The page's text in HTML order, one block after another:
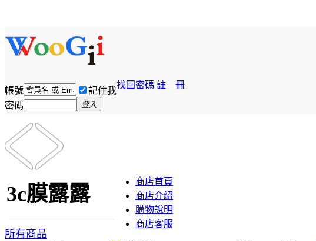
帳號 記住我
找回密碼 註 冊
密碼 登入
3c膜露露
所有商品
商店首頁
商店介紹
購物說明
商店客服